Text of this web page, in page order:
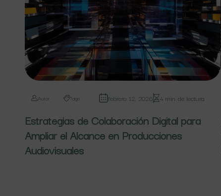
Autor Tags febrero 12, 2026 4 min de lectura
Estrategias de Colaboración Digital para
Ampliar el Alcance en Producciones
Audiovisuales